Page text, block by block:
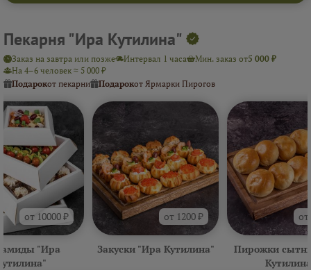
Пекарня "Ира Кутилина"
Заказ на завтра или позже Интервал 1 часа Мин. заказ от5 000 ₽
На 4–6 человек ≈ 5 000 ₽
Подарокот пекарни Подарокот Ярмарки Пирогов
от 10000 ₽
"Ира
от 1200 ₽
Закуски "Ира Кутилина"
от
Пирожки